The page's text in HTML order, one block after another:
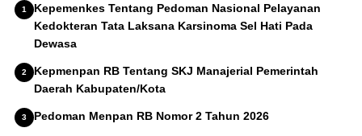
Kepemenkes Tentang Pedoman Nasional Pelayanan
Kedokteran Tata Laksana Karsinoma Sel Hati Pada
Dewasa
Kepmenpan RB Tentang SKJ Manajerial Pemerintah
Daerah Kabupaten/Kota
Pedoman Menpan RB Nomor 2 Tahun 2026